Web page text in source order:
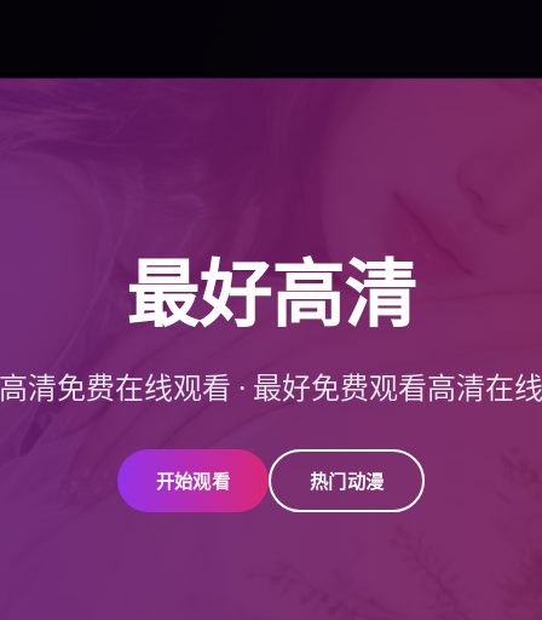
最好高清
高清免费在线观看 · 最好免费观看高清在线
开始观看 热门动漫